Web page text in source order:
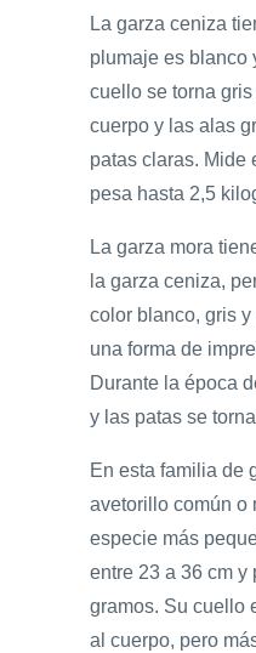
La garza ceniza
plumaje es blanco
cuello se torna
cuerpo y las alas
patas claras. Mide
pesa hasta 2,5
La garza mora
la garza ceniza,
color blanco, gris
una forma de
Durante la época
y las patas se
En esta familia de
avetorillo común o
especie más
entre 23 a 36 cm y
gramos. Su cuello
al cuerpo, pero